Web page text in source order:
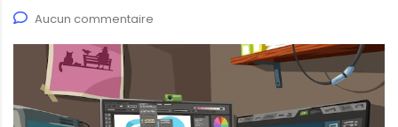
Aucun commentaire